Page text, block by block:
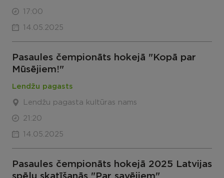
17:00
14.05.2025
Pasaules čempionāts hokejā "Kopā par
Mūsējiem!"
Lendžu pagasts
Lendžu pagasta kultūras nams
21:20
14.05.2025
Pasaules čempionāts hokejā 2025 Latvijas